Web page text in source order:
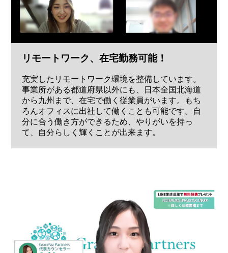
リモートワーク、在宅勤務可能！
充実したリモートワーク環境を整備しています。
事業所がある都道府県以外にも、日本全国北海道
から九州まで、在宅で働く従業員がいます。もち
ろんオフィスに出社して働くことも可能です。自
分に合う働き方ができるため、やりがいを持っ
て、自分らしく輝くことが出来ます。